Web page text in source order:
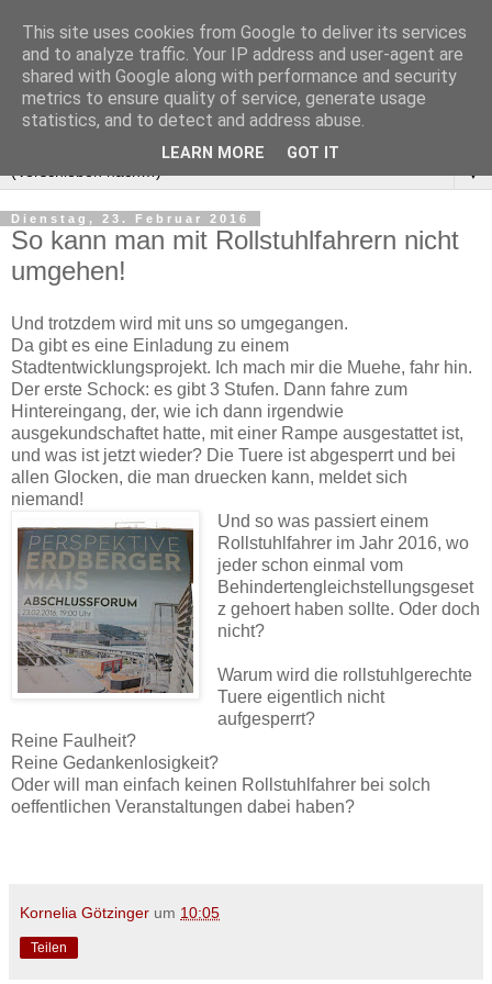
▼
Dienstag, 23. Februar 2016
So kann man mit Rollstuhlfahrern nicht
umgehen!
Und trotzdem wird mit uns so umgegangen.
Da gibt es eine Einladung zu einem
Stadtentwicklungsprojekt. Ich mach mir die Muehe, fahr hin.
Der erste Schock: es gibt 3 Stufen. Dann fahre zum
Hintereingang, der, wie ich dann irgendwie
ausgekundschaftet hatte, mit einer Rampe ausgestattet ist,
und was ist jetzt wieder? Die Tuere ist abgesperrt und bei
allen Glocken, die man druecken kann, ‎meldet sich
niemand!
Und so was passiert einem
Rollstuhlfahrer im Jahr 2016, wo
jeder schon einmal vom
Behindertengleichstellungsgeset
z gehoert haben sollte. Oder doch
nicht?
Warum wird die rollstuhlgerechte
Tuere eigentlich nicht
aufgesperrt?
Reine Faulheit?
Reine Gedankenlosigkeit?
Oder will man einfach keinen Rollstuhlfahrer bei solch
oeffentlichen Veranstaltungen dabei haben?
Kornelia Götzinger um 10:05
Teilen
This site uses cookies from Google to deliver its services
and to analyze traffic. Your IP address and user-agent are
shared with Google along with performance and security
metrics to ensure quality of service, generate usage
statistics, and to detect and address abuse.
LEARN MORE GOT IT